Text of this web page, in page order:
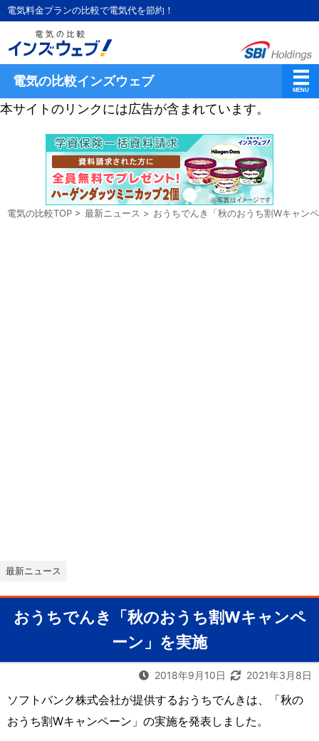
電気料金プランの比較で電気代を節約！
電気の比較インズウェブ
本サイトのリンクには広告が含まれています。
電気の比較TOP > 最新ニュース > おうちでんき「秋のおうち割Wキャン
最新ニュース
おうちでんき「秋のおうち割Wキャンペ
ーン」を実施
2018年9月10日 2021年3月8日
ソフトバンク株式会社が提供するおうちでんきは、「秋の
おうち割Wキャンペーン」の実施を発表しました。